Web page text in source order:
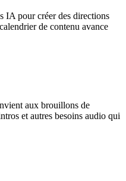
IA pour créer des directions
de contenu avance
aux brouillons de
et autres besoins audio qui